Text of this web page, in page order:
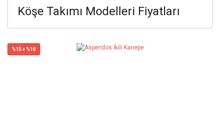
Köşe Takımı Modelleri Fiyatları
%15 + %10